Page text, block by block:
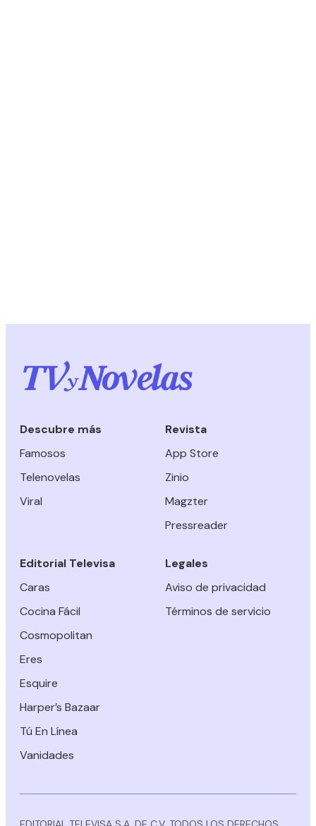
Descubre más
Famosos
Telenovelas
Viral
Revista
App Store
Zinio
Magzter
Pressreader
Editorial Televisa
Caras
Cocina Fácil
Cosmopolitan
Eres
Esquire
Harper’s Bazaar
Tú En Línea
Vanidades
Legales
Aviso de privacidad
Términos de servicio